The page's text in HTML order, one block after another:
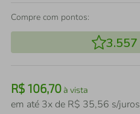
Compre com pontos:
3.557
R$ 106,70à vista
em até 3x de R$ 35,56 s/juros